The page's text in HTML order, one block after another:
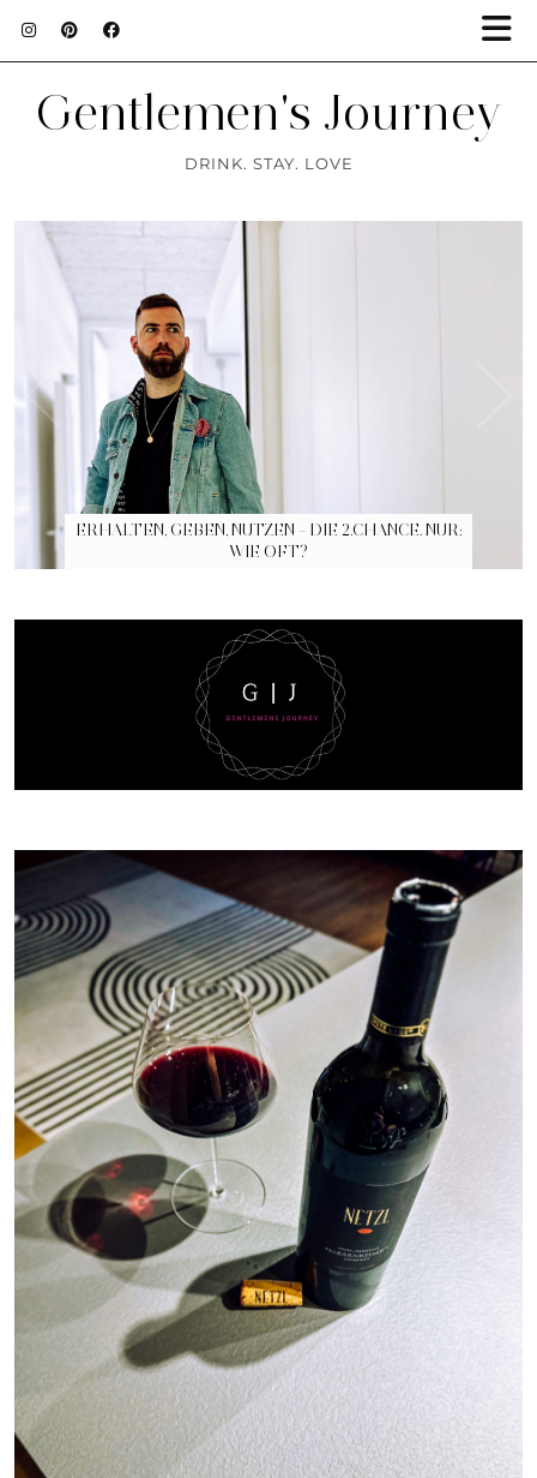
Gentlemen's Journey
DRINK. STAY. LOVE
ERHALTEN, GEBEN, NUTZEN – DIE 2.CHANCE. NUR:
WIE OFT?